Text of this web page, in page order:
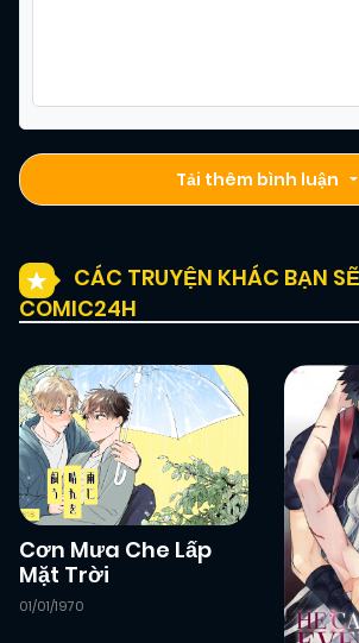
Tải thêm bình luận
CÁC TRUYỆN KHÁC BẠN
COMIC24H
Cơn Mưa Che Lấp
Mặt Trời
01/01/1970